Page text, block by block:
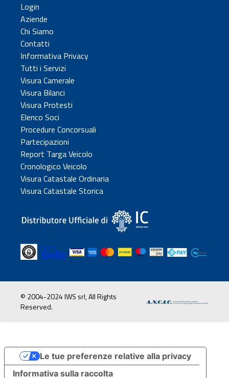
Login
Aziende
Chi Siamo
Contatti
Informativa Privacy
Tutti i Servizi
Visura Camerale
Visura Bilanci
Visura Protesti
Elenco Soci
Procedure Concorsuali
Partecipazioni
Report Targa Veicolo
Cronologico Veicolo
Visura Catastale Ordinaria
Visura Catastale Storica
© 2004-2024 IWS srl, All Rights
Reserved.
Informativa sulla raccolta
Le tue preferenze relative alla privacy